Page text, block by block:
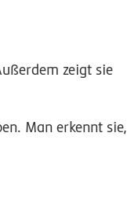
zeigt sie
Man erkennt sie,